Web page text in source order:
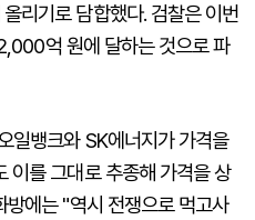
리기로 담합했다. 검찰은 이번
억 원에 달하는 것으로 파
일뱅크와 SK에너지가 가격을
이를 그대로 추종해 가격을 상
방에는 "역시 전쟁으로 먹고사